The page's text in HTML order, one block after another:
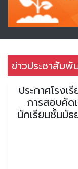
ข่าวประชาสัมพั
ประกาศโรงเ
การสอบคัด
นักเรียนชั้นมั